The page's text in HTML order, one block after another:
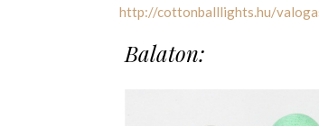
http://cottonballlights.hu/
Balaton: